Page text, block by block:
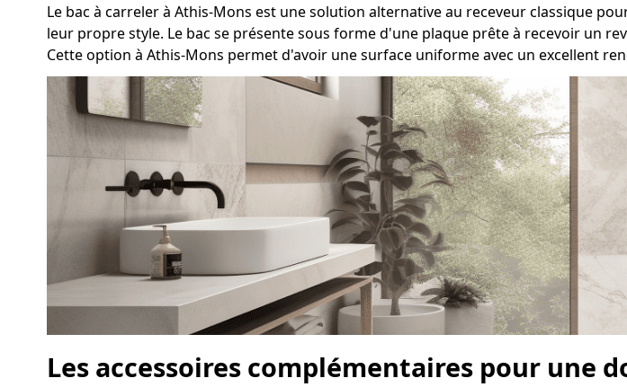
Le bac à carreler à Athis-Mons est une solution alternative au receveur classique
leur propre style. Le bac se présente sous forme d'une plaque prête à recevoir un
Cette option à Athis-Mons permet d'avoir une surface uniforme avec un excellent
Les accessoires complémentaires pour une